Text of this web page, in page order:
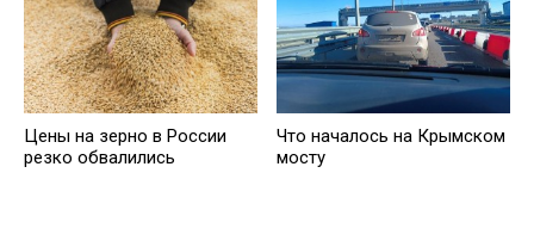
Цены на зерно в России
резко обвалились
Что началось на Крымском
мосту